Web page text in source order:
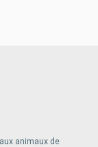
animaux de